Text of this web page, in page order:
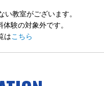
教室がございます。
験の対象外です。
はこちら